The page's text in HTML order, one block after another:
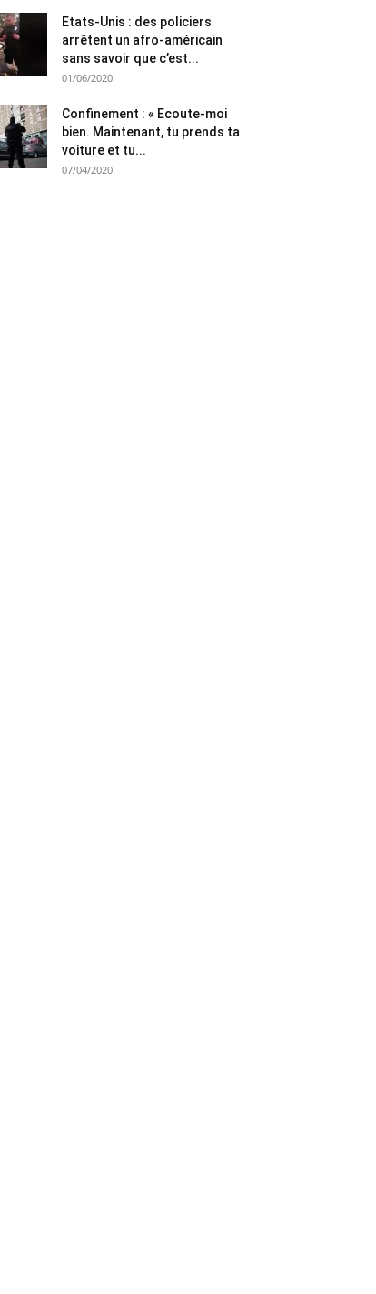
Etats-Unis : des policiers
arrêtent un afro-américain
sans savoir que c’est...
01/06/2020
Confinement : « Ecoute-moi
bien. Maintenant, tu prends ta
voiture et tu...
07/04/2020